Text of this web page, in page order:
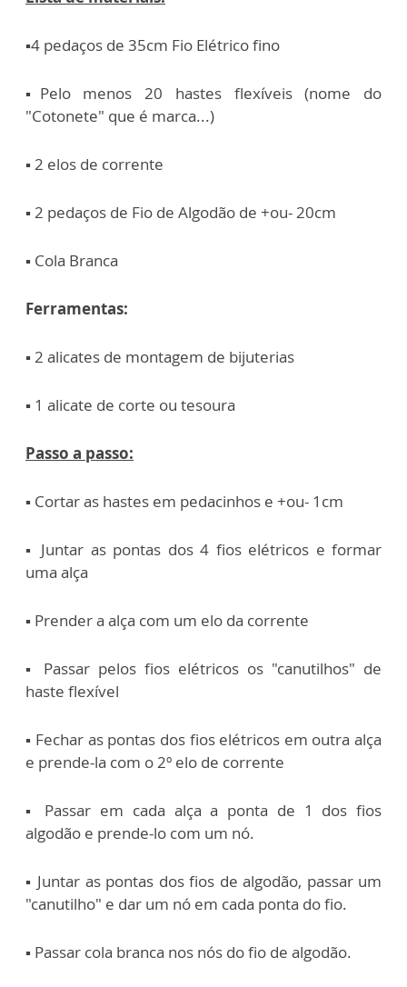
▪️4 pedaços de 35cm Fio Elétrico fino
▪️Pelo menos 20 hastes flexíveis (nome do
"Cotonete" que é marca...)
▪️ 2 elos de corrente
▪️ 2 pedaços de Fio de Algodão de +ou- 20cm
▪️ Cola Branca
Ferramentas:
▪️ 2 alicates de montagem de bijuterias
▪️ 1 alicate de corte ou tesoura
Passo a passo:
▪️ Cortar as hastes em pedacinhos e +ou- 1cm
▪️ Juntar as pontas dos 4 fios elétricos e formar
uma alça
▪️ Prender a alça com um elo da corrente
▪️ Passar pelos fios elétricos os "canutilhos" de
haste flexível
▪️ Fechar as pontas dos fios elétricos em outra alça
e prende-la com o 2º elo de corrente
▪️ Passar em cada alça a ponta de 1 dos fios
algodão e prende-lo com um nó.
▪️ Juntar as pontas dos fios de algodão, passar um
"canutilho" e dar um nó em cada ponta do fio.
▪️ Passar cola branca nos nós do fio de algodão.